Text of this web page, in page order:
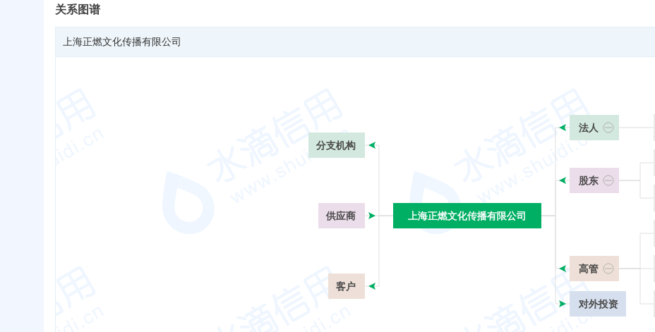
关系图谱
上海正燃文化传播有限公司
上海正燃文化传播有限公司
分支机构
供应商
客户
上海正燃文化传播有限公司
法人
股东
高管
对外投资